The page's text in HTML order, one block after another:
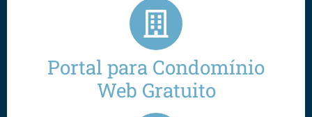
Portal para Condomínio
Web Gratuito